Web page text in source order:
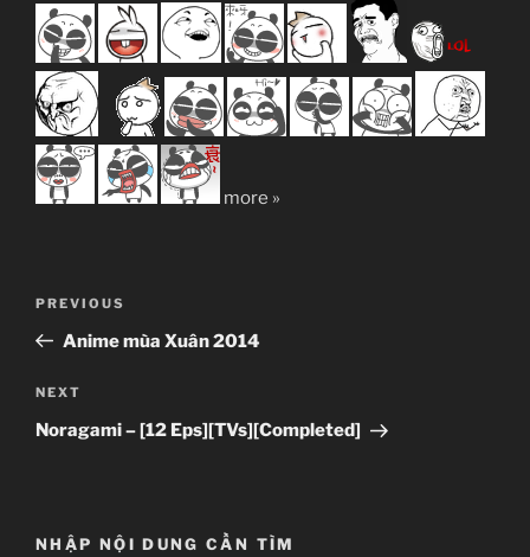
more »
Previous
Post
PREVIOUS
Anime mùa Xuân 2014
Next
Post
NEXT
Noragami – [12 Eps][TVs][Completed]
NHẬP NỘI DUNG CẦN TÌM